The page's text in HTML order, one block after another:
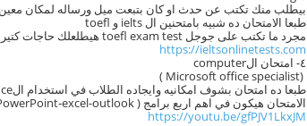
بيطلب منك تكتب عن حدث او كان بتبعت ميل ورساله لمكان
طبعا الامتحان ده شبيه بامتحنين ال ielts و toefl
مجرد ما تكتب على جوجل toefl exam test هيطلعلك حاجات كتير تدرب عليها على سبيل المثال
https://ieltsonlinetests.com
٤- امتحان الcomputer
‏ (Microsoft office specialist )
الامتحان هيكون في اهم اربع برامج ( word-PowerPoint-excel-outlook )ودي نظره عامه عن الامتحان.
https://youtu.be/gfPJV1LkxJM